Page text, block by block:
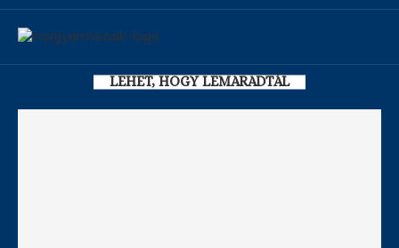
LEHET, HOGY LEMARADTÁL